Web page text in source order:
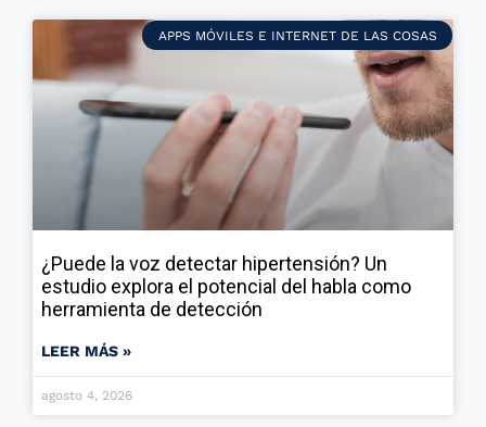
APPS MÓVILES E INTERNET DE LAS COSAS
¿Puede la voz detectar hipertensión? Un
estudio explora el potencial del habla como
herramienta de detección
LEER MÁS »
agosto 4, 2026